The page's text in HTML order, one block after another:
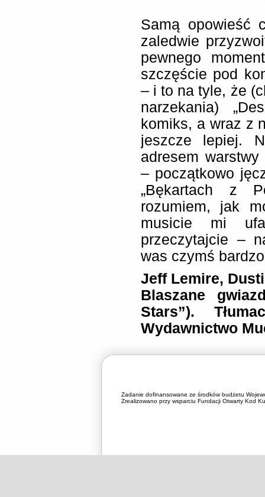
Samą opowieść
zaledwie
pewnego
szczęście pod
– i to na tyle, że
narzekania)
komiks, a wraz z
jeszcze lepiej.
adresem
– początkowo
„Bękartach z
rozumiem, jak
musicie mi
przeczytajcie –
was czymś
Jeff Lemire,
Blaszane
Stars”).
Wydawnictwo
Zadanie dofinansowane ze środków budżetu
Zrealizowano przy wsparciu Fundacji Otwarty Kod